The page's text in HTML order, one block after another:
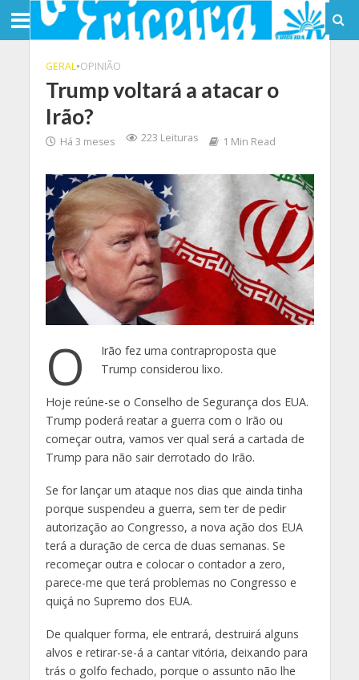
GERAL•OPINIÃO
Trump voltará a atacar o
Irão?
Há 3 meses 223 Leituras 1 Min Read
O
Irão fez uma contraproposta que
Trump considerou lixo.
Hoje reúne-se o Conselho de Segurança dos EUA.
Trump poderá reatar a guerra com o Irão ou
começar outra, vamos ver qual será a cartada de
Trump para não sair derrotado do Irão.
Se for lançar um ataque nos dias que ainda tinha
porque suspendeu a guerra, sem ter de pedir
autorização ao Congresso, a nova ação dos EUA
terá a duração de cerca de duas semanas. Se
recomeçar outra e colocar o contador a zero,
parece-me que terá problemas no Congresso e
quiçá no Supremo dos EUA.
De qualquer forma, ele entrará, destruirá alguns
alvos e retirar-se-á a cantar vitória, deixando para
trás o golfo fechado, porque o assunto não lhe